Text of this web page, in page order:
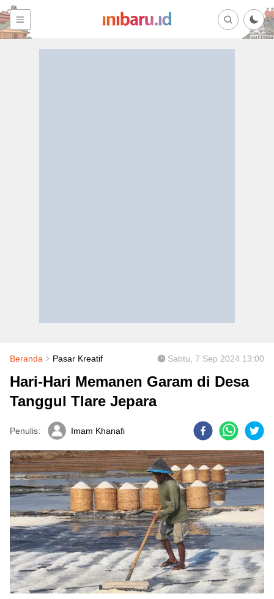
Beranda Pasar Kreatif Sabtu, 7 Sep 2024 13:00
Hari-Hari Memanen Garam di Desa
Tanggul Tlare Jepara
Penulis: Imam Khanafi